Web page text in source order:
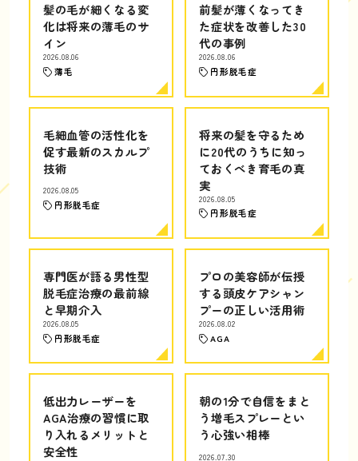
髪の毛が細くなる変
化は将来の薄毛のサ
イン
2026.08.06
薄毛
前髪が薄くなってき
た症状を改善した30
代の事例
2026.08.06
円形脱毛症
毛細血管の活性化を
促す最新のスカルプ
技術
2026.08.05
円形脱毛症
将来の髪を守るため
に20代のうちに知っ
ておくべき育毛の真
実
2026.08.05
円形脱毛症
専門医が語る男性型
脱毛症治療の最前線
と早期介入
2026.08.05
円形脱毛症
プロの美容師が伝授
する頭皮ケアシャン
プーの正しい活用術
2026.08.02
AGA
低出力レーザーを
AGA治療の習慣に取
り入れるメリットと
安全性
朝の1分で自信をまと
う増毛スプレーとい
う心強い相棒
2026.07.30